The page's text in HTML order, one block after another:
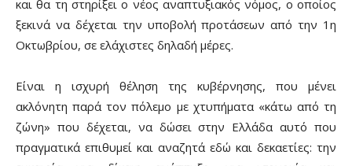
και θα τη στηρίξει ο νέος αναπτυξιακός νόμος, ο οποίος
ξεκινά να δέχεται την υποβολή προτάσεων από την 1η
Οκτωβρίου, σε ελάχιστες δηλαδή μέρες.
Είναι η ισχυρή θέληση της κυβέρνησης, που μένει
ακλόνητη παρά τον πόλεμο με χτυπήματα «κάτω από τη
ζώνη» που δέχεται, να δώσει στην Ελλάδα αυτό που
πραγματικά επιθυμεί και αναζητά εδώ και δεκαετίες: την